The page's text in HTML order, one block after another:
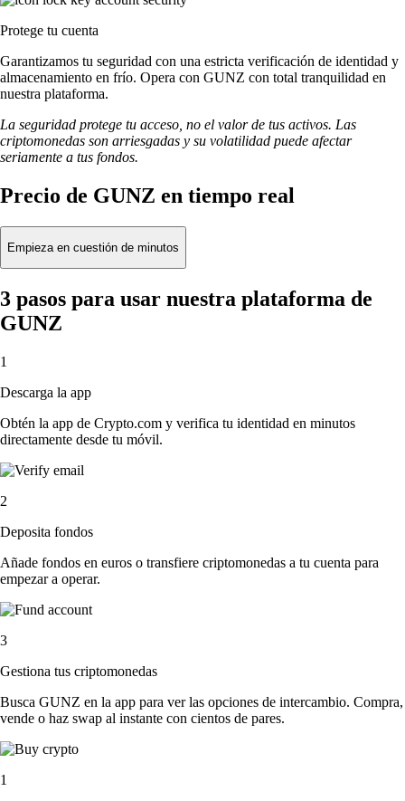
Protege tu cuenta
Garantizamos tu seguridad con una estricta verificación de identidad y
almacenamiento en frío. Opera con GUNZ con total tranquilidad en
nuestra plataforma.
La seguridad protege tu acceso, no el valor de tus activos. Las
criptomonedas son arriesgadas y su volatilidad puede afectar
seriamente a tus fondos.
Precio de GUNZ en tiempo real
Empieza en cuestión de minutos
3 pasos para usar nuestra plataforma de
GUNZ
1
Descarga la app
Obtén la app de Crypto.com y verifica tu identidad en minutos
directamente desde tu móvil.
2
Deposita fondos
Añade fondos en euros o transfiere criptomonedas a tu cuenta para
empezar a operar.
3
Gestiona tus criptomonedas
Busca GUNZ en la app para ver las opciones de intercambio. Compra,
vende o haz swap al instante con cientos de pares.
1